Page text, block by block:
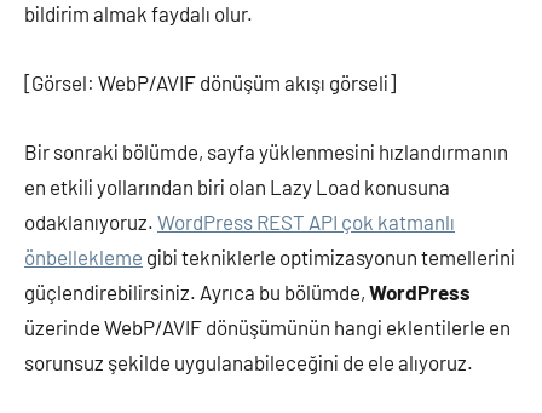
bildirim almak faydalı olur.
[Görsel: WebP/AVIF dönüşüm akışı görseli]
Bir sonraki bölümde, sayfa yüklenmesini hızlandırmanın
en etkili yollarından biri olan Lazy Load konusuna
odaklanıyoruz. WordPress REST API çok katmanlı
önbellekleme gibi tekniklerle optimizasyonun temellerini
güçlendirebilirsiniz. Ayrıca bu bölümde, WordPress
üzerinde WebP/AVIF dönüşümünün hangi eklentilerle en
sorunsuz şekilde uygulanabileceğini de ele alıyoruz.